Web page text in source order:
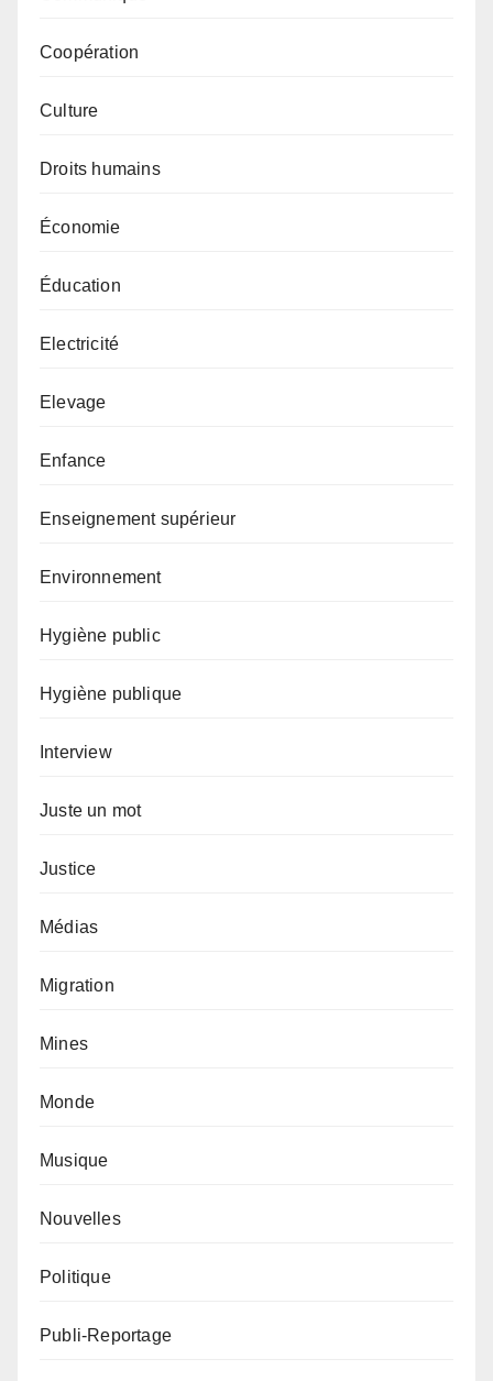
Coopération
Culture
Droits humains
Économie
Éducation
Electricité
Elevage
Enfance
Enseignement supérieur
Environnement
Hygiène public
Hygiène publique
Interview
Juste un mot
Justice
Médias
Migration
Mines
Monde
Musique
Nouvelles
Politique
Publi-Reportage